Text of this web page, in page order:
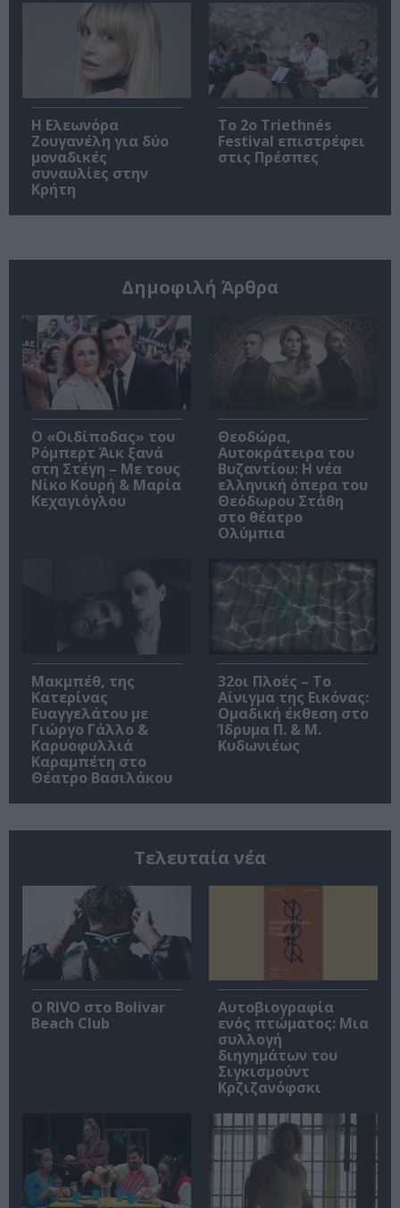
Η Ελεωνόρα
Ζουγανέλη για δύο
μοναδικές
συναυλίες στην
Κρήτη
Το 2ο Triethnés
Festival επιστρέφει
στις Πρέσπες
Δημοφιλή Άρθρα
O «Οιδίποδας» του
Ρόμπερτ Άικ ξανά
στη Στέγη – Με τους
Νίκο Κουρή & Μαρία
Κεχαγιόγλου
Θεοδώρα,
Αυτοκράτειρα του
Βυζαντίου: Η νέα
ελληνική όπερα του
Θεόδωρου Στάθη
στο θέατρο
Ολύμπια
Μακμπέθ, της
Κατερίνας
Ευαγγελάτου με
Γιώργο Γάλλο &
Καρυοφυλλιά
Καραμπέτη στο
Θέατρο Βασιλάκου
32οι Πλοές – Το
Αίνιγμα της Εικόνας:
Ομαδική έκθεση στο
Ίδρυμα Π. & Μ.
Κυδωνιέως
Τελευταία νέα
Ο RIVO στο Bolivar
Beach Club
Αυτοβιογραφία
ενός πτώματος: Μια
συλλογή
διηγημάτων του
Σιγκισμούντ
Κρζιζανόφσκι